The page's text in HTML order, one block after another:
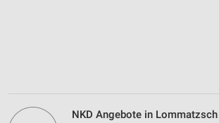
NKD Angebote in Lommatzsch
Entwicklung und Verbesserung der Angebote